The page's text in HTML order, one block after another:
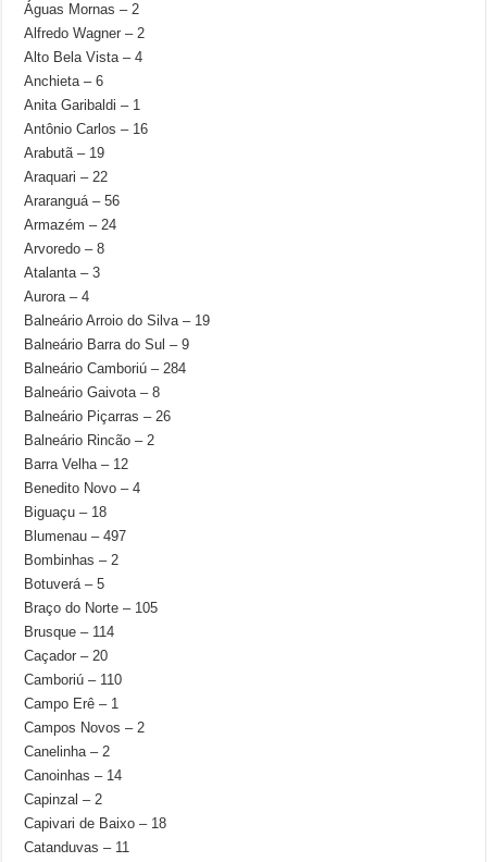
Águas Mornas – 2
Alfredo Wagner – 2
Alto Bela Vista – 4
Anchieta – 6
Anita Garibaldi – 1
Antônio Carlos – 16
Arabutã – 19
Araquari – 22
Araranguá – 56
Armazém – 24
Arvoredo – 8
Atalanta – 3
Aurora – 4
Balneário Arroio do Silva – 19
Balneário Barra do Sul – 9
Balneário Camboriú – 284
Balneário Gaivota – 8
Balneário Piçarras – 26
Balneário Rincão – 2
Barra Velha – 12
Benedito Novo – 4
Biguaçu – 18
Blumenau – 497
Bombinhas – 2
Botuverá – 5
Braço do Norte – 105
Brusque – 114
Caçador – 20
Camboriú – 110
Campo Erê – 1
Campos Novos – 2
Canelinha – 2
Canoinhas – 14
Capinzal – 2
Capivari de Baixo – 18
Catanduvas – 11